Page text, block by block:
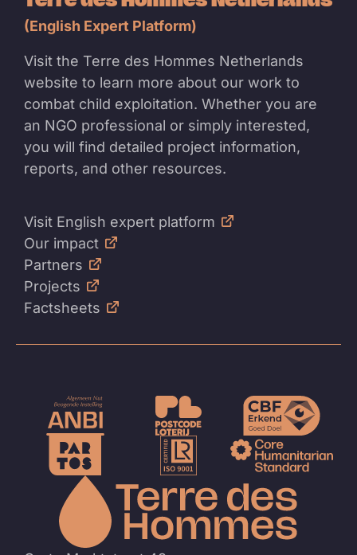
(English Expert Platform)
Visit the Terre des Hommes Netherlands
website to learn more about our work to
combat child exploitation. Whether you are
an NGO professional or simply interested,
you will find detailed project information,
reports, and other resources.
Visit English expert platform
Our impact
Partners
Projects
Factsheets